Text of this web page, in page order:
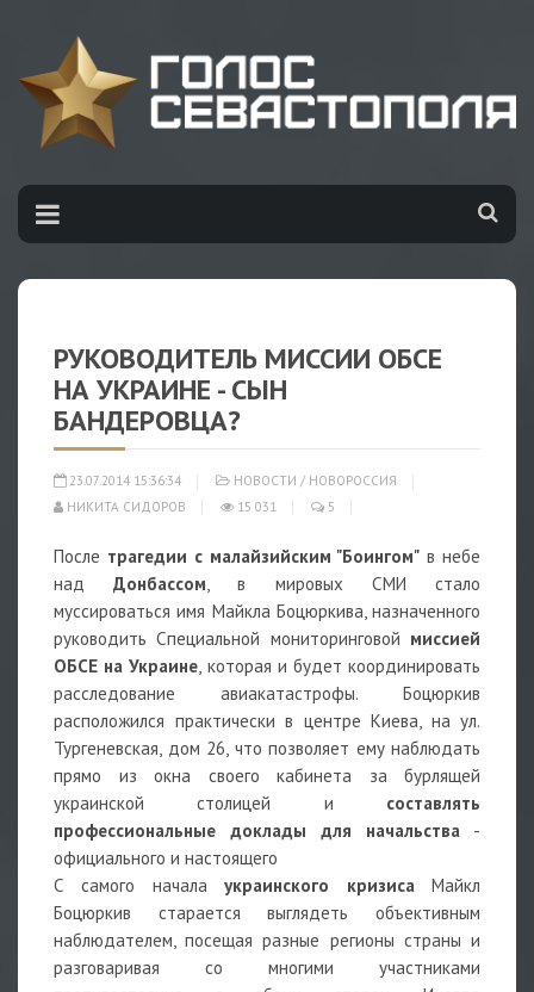
РУКОВОДИТЕЛЬ МИССИИ ОБСЕ
НА УКРАИНЕ - СЫН
БАНДЕРОВЦА?
23.07.2014 15:36:34 НОВОСТИ / НОВОРОССИЯ
НИКИТА СИДОРОВ
15 031 5
После трагедии с малайзийским "Боингом" в небе
надДонбассом, в мировых СМИ стало
муссироваться имя Майкла Боцюркива, назначенного
руководить Специальной мониторинговой миссией
ОБСЕ на Украине, которая и будет координировать
расследование авиакатастрофы. Боцюркив
расположился практически в центре Киева, на ул.
Тургеневская, дом 26, что позволяет ему наблюдать
прямо из окна своего кабинета за бурлящей
украинской столицей и составлять
профессиональные доклады для начальства -
официального и настоящего
С самого началаукраинского кризисаМайкл
Боцюркив старается выглядеть объективным
наблюдателем, посещая разные регионы страны и
разговаривая со многими участниками